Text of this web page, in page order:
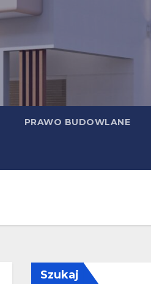
PRAWO BUDOWLANE
Szukaj